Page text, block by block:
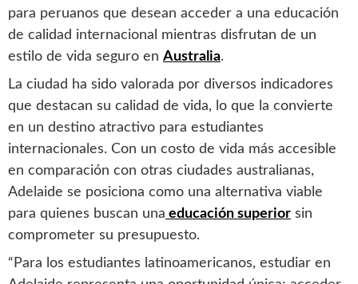
para peruanos que desean acceder a una educación
de calidad internacional mientras disfrutan de un
estilo de vida seguro en Australia.
La ciudad ha sido valorada por diversos indicadores
que destacan su calidad de vida, lo que la convierte
en un destino atractivo para estudiantes
internacionales. Con un costo de vida más accesible
en comparación con otras ciudades australianas,
Adelaide se posiciona como una alternativa viable
para quienes buscan una educación superior sin
comprometer su presupuesto.
“Para los estudiantes latinoamericanos, estudiar en